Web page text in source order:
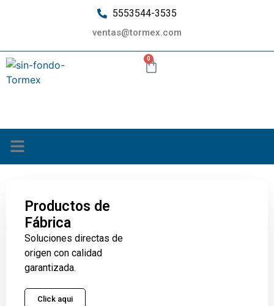
5553544-3535
ventas@tormex.com
0
Productos de
Fábrica
Soluciones directas de
origen con calidad
garantizada.
Click aqui